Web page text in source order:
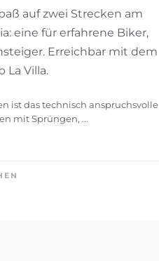
auf zwei Strecken am
eine für erfahrene Biker,
Erreichbar mit dem
La Villa.
ist das technisch anspruchsvolle
mit Sprüngen, ...